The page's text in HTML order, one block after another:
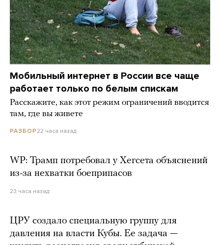
Мобильный интернет в России все чаще
работает только по белым спискам
Расскажите, как этот режим ограничений вводится
там, где вы живете
РАЗБОР 22 часа назад
WP: Трамп потребовал у Хегсета объяснений
из-за нехватки боеприпасов
23 часа назад
ЦРУ создало специальную группу для
давления на власти Кубы. Ее задача —